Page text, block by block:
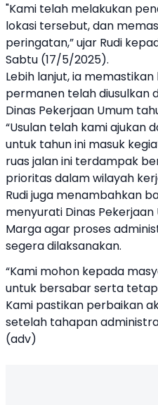
"Kami telah melakukan
lokasi tersebut, dan
peringatan,” ujar Rudi
Sabtu (17/5/2025).
Lebih lanjut, ia
permanen telah diusulkan
Dinas Pekerjaan Umum
“Usulan telah kami ajukan
untuk tahun ini masuk
ruas jalan ini terdampak
prioritas dalam wilayah
Rudi juga menambahkan
menyurati Dinas Pekerjaan
Marga agar proses
segera dilaksanakan.
“Kami mohon kepada
untuk bersabar serta
Kami pastikan perbaikan
setelah tahapan
(adv)